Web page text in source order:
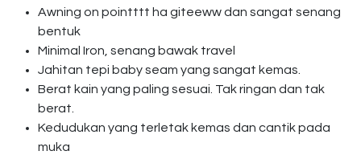
Awning on pointttt ha giteeww dan sangat senang
bentuk
Minimal Iron, senang bawak travel
Jahitan tepi baby seam yang sangat kemas.
Berat kain yang paling sesuai. Tak ringan dan tak
berat.
Kedudukan yang terletak kemas dan cantik pada
muka